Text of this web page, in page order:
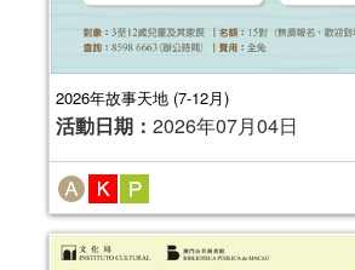
2026年故事天地 (7-12月)
活動日期： 2026年07月04日